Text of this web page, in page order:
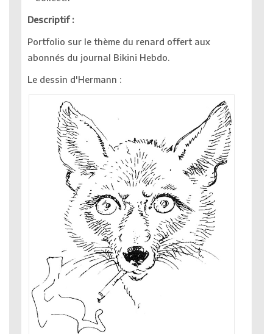
Descriptif :
Portfolio sur le thème du renard offert aux
abonnés du journal Bikini Hebdo.
Le dessin d'Hermann :